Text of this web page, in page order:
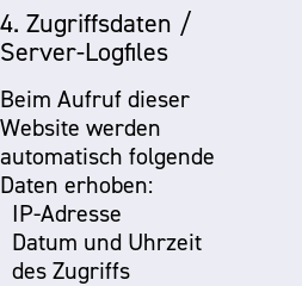
4. Zugriffsdaten /
Server-Logfiles
Beim Aufruf dieser
Website werden
automatisch folgende
Daten erhoben:
IP-Adresse
Datum und Uhrzeit
des Zugriffs